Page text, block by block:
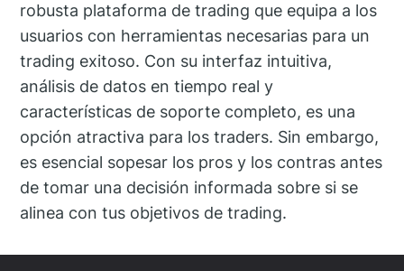
robusta plataforma de trading que equipa a los
usuarios con herramientas necesarias para un
trading exitoso. Con su interfaz intuitiva,
análisis de datos en tiempo real y
características de soporte completo, es una
opción atractiva para los traders. Sin embargo,
es esencial sopesar los pros y los contras antes
de tomar una decisión informada sobre si se
alinea con tus objetivos de trading.